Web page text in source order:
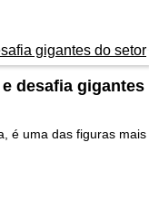
desafia gigantes
é uma das figuras mais